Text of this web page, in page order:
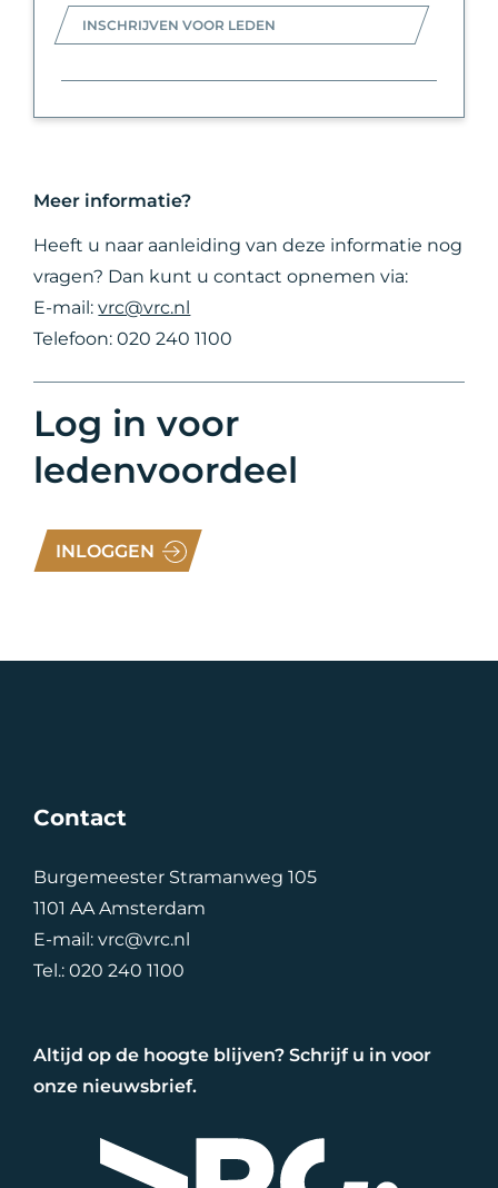
INSCHRIJVEN VOOR LEDEN
Meer informatie?
Heeft u naar aanleiding van deze informatie nog
vragen? Dan kunt u contact opnemen via:
E-mail:vrc@vrc.nl
Telefoon: 020 240 1100
Log in voor
ledenvoordeel
INLOGGEN
Contact
Burgemeester Stramanweg 105
1101 AA Amsterdam
E-mail:vrc@vrc.nl
Tel.:020 240 1100
Altijd op de hoogte blijven? Schrijf u in voor
onze nieuwsbrief.